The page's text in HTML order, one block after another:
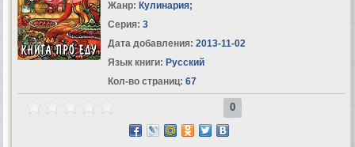
Жанр: Кулинария;
Серия: 3
Дата добавления: 2013-11-02
Язык книги: Русский
Кол-во страниц: 67
0